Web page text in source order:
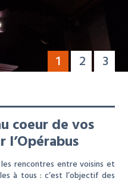
1 2 3
coeur de vos
l’Opérabus
rencontres entre voisins et
à tous : c’est l’objectif des